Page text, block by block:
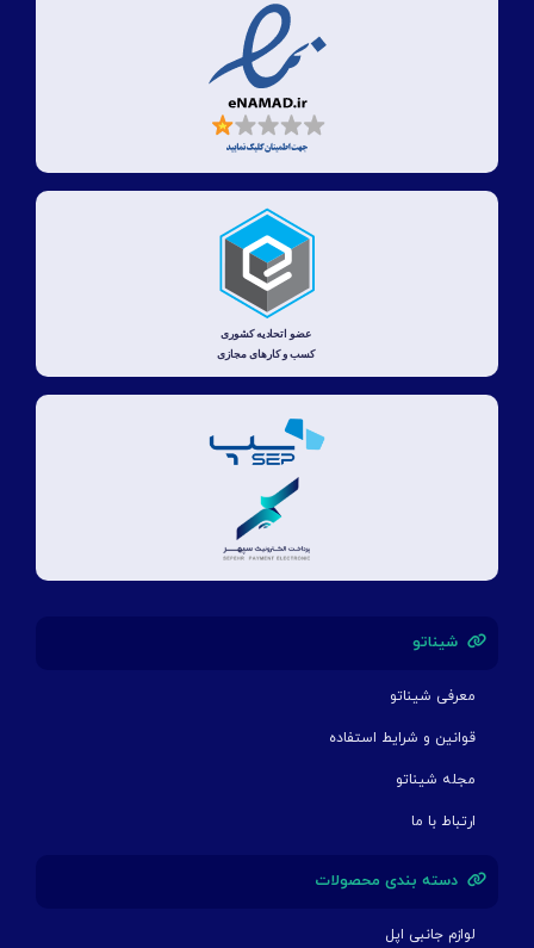
شیناتو
معرفی شیناتو
قوانین و شرایط استفاده
مجله شیناتو
ارتباط با ما
دسته بندی محصولات
لوازم جانبی اپل